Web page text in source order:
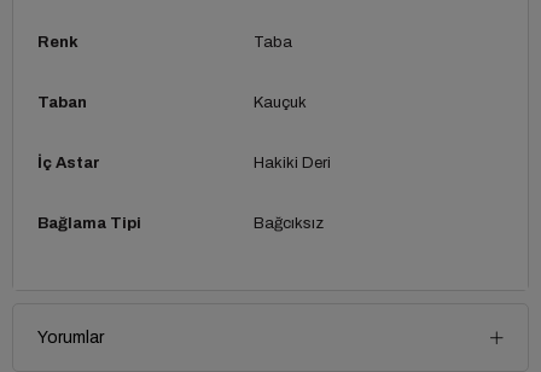
Renk Taba
Taban Kauçuk
İç Astar Hakiki Deri
Bağlama Tipi Bağcıksız
Yorumlar